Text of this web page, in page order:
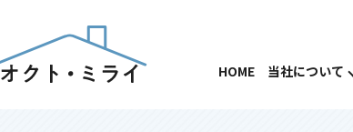
HOME 当社について